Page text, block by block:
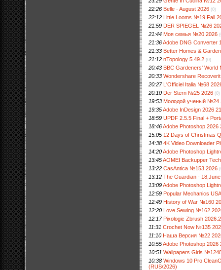
22:26 Belle - August 2026 (0)
22:12 Little Looms №19 Fall
21:59 DER SPIEGEL №26
21:44 Моя семья №20 2026
21:36Adobe DNG Converter
21:33 Better Homes &
21:12 nTopology 5.49.2 (0)
20:43 BBC Gardeners'
20:33 Wondershare
20:27 L'Officiel Italia №68
20:10 Der Stern №25 2026 (0)
19:53 Молодой ученый №24
19:35Adobe InDesign 2026
18:59 UPDF 2.5.5 Final +
18:46Adobe Photoshop 2026
15:05 12 Days of Christmas
14:38 4K Video Downloader
14:20Adobe Photoshop
13:45AOMEI Backupper
13:22 CasAntica №153 2026
13:12 The Guardian -
13:09Adobe Photoshop
12:59 Popular Mechanics
12:49 History of War №160
12:20 Love Sewing №162
12:17 Pixologic Zbrush
11:31 Crochet Now №135
11:10 Наша Версия №22
10:55Adobe Photoshop 2026
10:51 Wallpapers Girls
10:38 Windows 10 Pro
(RUS/2026)